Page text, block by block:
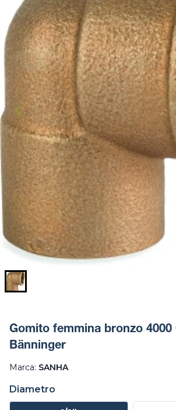
Gomito femmina bronzo 4000
Bänninger
Marca: SANHA
Diametro